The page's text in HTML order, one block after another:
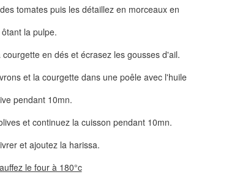
tomates puis les détaillez en morceaux en
ôtant la pulpe.
en dés et écrasez les gousses d'ail.
et la courgette dans une poêle avec l'huile
pendant 10mn.
et continuez la cuisson pendant 10mn.
et ajoutez la harissa.
le four à 180°c